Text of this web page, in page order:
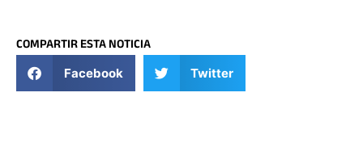
COMPARTIR ESTA NOTICIA
Facebook Twitter